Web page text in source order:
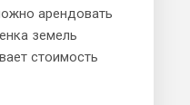
арендовать
земель
стоимость